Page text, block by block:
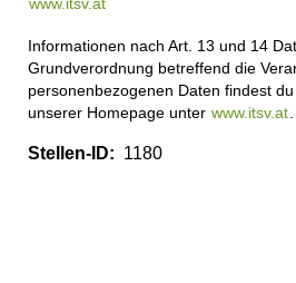
Informationen nach Art. 13 und 14
Grundverordnung betreffend die
personenbezogenen Daten findest
unserer Homepage unter www.itsv.at
Stellen-ID: 1180